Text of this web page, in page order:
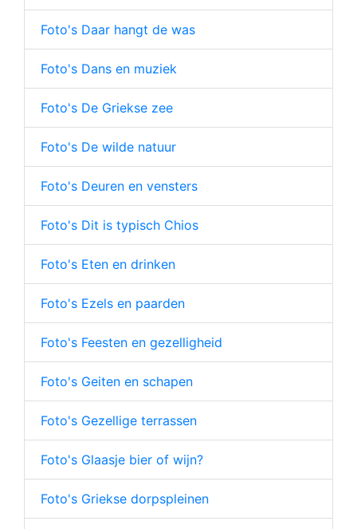
Foto's Daar hangt de was
Foto's Dans en muziek
Foto's De Griekse zee
Foto's De wilde natuur
Foto's Deuren en vensters
Foto's Dit is typisch Chios
Foto's Eten en drinken
Foto's Ezels en paarden
Foto's Feesten en gezelligheid
Foto's Geiten en schapen
Foto's Gezellige terrassen
Foto's Glaasje bier of wijn?
Foto's Griekse dorpspleinen